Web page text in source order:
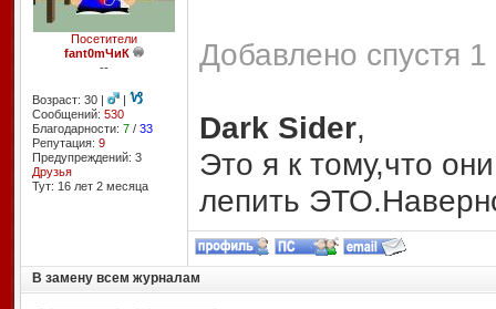
Посетители
fant0mЧиК
--
Возраст: 30 |
|
Сообщений: 530
Благодарности: 7/ 33
Репутация: 9
Предупреждений: 3
Друзья
Тут: 16 лет 2 месяцa
Добавлено спустя
Dark Sider,
Это я к тому,что
лепить
В замену всем журналам